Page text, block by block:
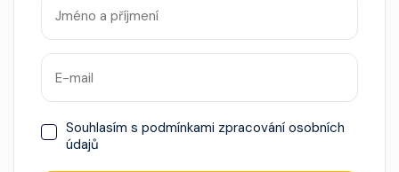
Souhlasím s podmínkami zpracování osobních
údajů